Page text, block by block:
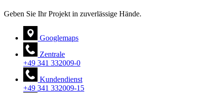
Geben Sie Ihr Projekt in zuverlässige Hände.
Googlemaps
Zentrale
+49 341 332009-0
Kundendienst
+49 341 332009-15